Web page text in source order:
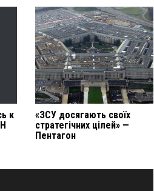
к
«ЗСУ досягають своїх
стратегічних цілей» —
Пентагон